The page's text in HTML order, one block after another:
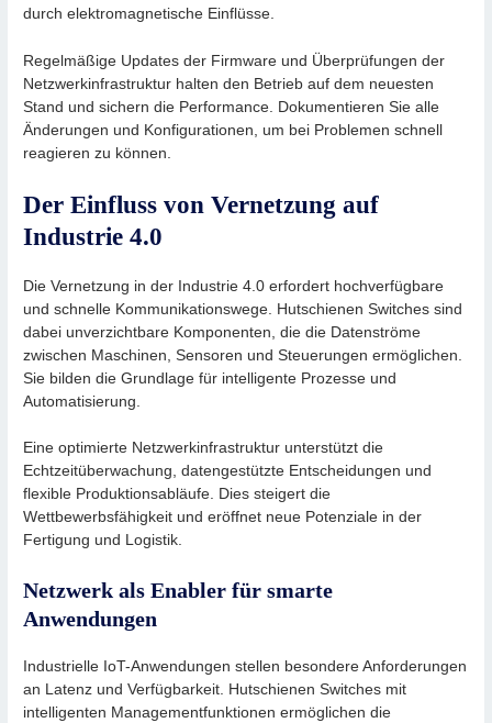
durch elektromagnetische Einflüsse.
Regelmäßige Updates der Firmware und Überprüfungen der
Netzwerkinfrastruktur halten den Betrieb auf dem neuesten
Stand und sichern die Performance. Dokumentieren Sie alle
Änderungen und Konfigurationen, um bei Problemen schnell
reagieren zu können.
Der Einfluss von Vernetzung auf
Industrie 4.0
Die Vernetzung in der Industrie 4.0 erfordert hochverfügbare
und schnelle Kommunikationswege. Hutschienen Switches sind
dabei unverzichtbare Komponenten, die die Datenströme
zwischen Maschinen, Sensoren und Steuerungen ermöglichen.
Sie bilden die Grundlage für intelligente Prozesse und
Automatisierung.
Eine optimierte Netzwerkinfrastruktur unterstützt die
Echtzeitüberwachung, datengestützte Entscheidungen und
flexible Produktionsabläufe. Dies steigert die
Wettbewerbsfähigkeit und eröffnet neue Potenziale in der
Fertigung und Logistik.
Netzwerk als Enabler für smarte
Anwendungen
Industrielle IoT-Anwendungen stellen besondere Anforderungen
an Latenz und Verfügbarkeit. Hutschienen Switches mit
intelligenten Managementfunktionen ermöglichen die